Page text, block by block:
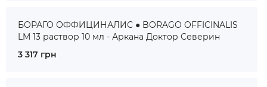
БОРАГО ОФФИЦИНАЛИС ● BORAGO OFFICINALIS
LM 13 раствор 10 мл - Аркана Доктор Северин
3 317 грн